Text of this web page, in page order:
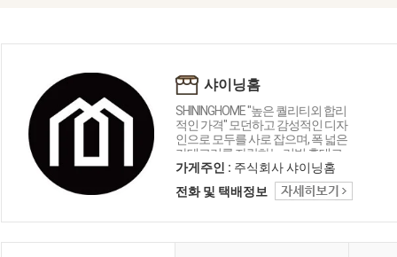
샤이닝홈
SHININGHOME "높은 퀄리티외 합리
적인 가격" 모던하고 감성적인 디자
인으로 모두를 사로 잡으며, 폭 넓은
카테고리를 자랑하는 리빙 홈데코
인테리어 샤이닝홈입니다.
가게주인 : 주식회사 샤이닝홈
전화 및 택배정보